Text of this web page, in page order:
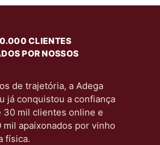
CLIENTES
POR NOSSOS
de trajetória, a Adega
já conquistou a confiança
30 mil clientes online e
mil apaixonados por vinho
física.